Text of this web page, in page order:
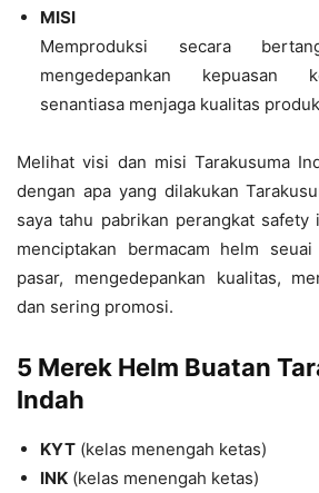
MISI
Memproduksi secara
mengedepankan kepuasan
senantiasa menjaga kualitas
Melihat visi dan misi Tarakusuma
dengan apa yang dilakukan
saya tahu pabrikan perangkat
menciptakan bermacam helm
pasar, mengedepankan kualitas,
dan sering promosi.
5 Merek Helm Buatan
Indah
KYT (kelas menengah ketas)
INK (kelas menengah ketas)